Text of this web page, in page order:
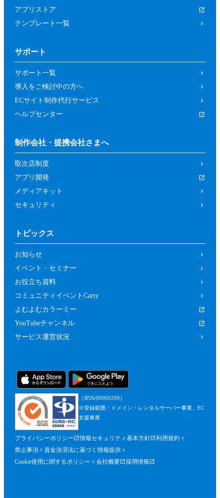
アプリストア
テンプレート一覧
サポート
サポート一覧
導入をご検討中の方へ
ECサイト制作代行サービス
ヘルプセンター
制作会社・提携会社さまへ
取次店制度
アプリ開発
メディアキット
セキュリティ
トピックス
お知らせ
イベント・セミナー
お役立ち資料
コミュニティイベントCarty
よむよむカラーミー
YouTubeチャンネル
サービス運営状況
（JP26/00000209）
※登録範囲：ドメイン・レンタルサーバー事業、EC
支援事業
プライバシーポリシー 情報セキュリティ基本方針
利用規約
禁止事項
資金決済法に基づく情報提供
Cookie使用に関するポリシー
会社概要 採用情報